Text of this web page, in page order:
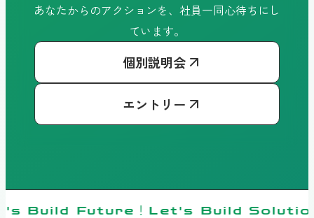
あなたからのアクションを、社員一同心待ちにし
ています。
個別説明会
エントリー
Build Future！Let's Build